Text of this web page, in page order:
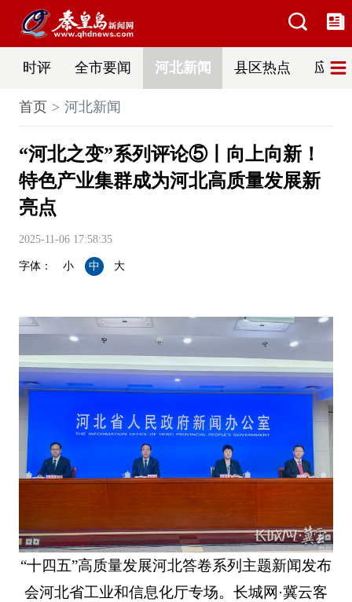
时评 全市要闻 河北新闻 县区热点 应急
首页 河北新闻
“河北之变”系列评论⑤丨向上向新！
特色产业集群成为河北高质量发展新
亮点
2025-11-06 17:58:35
字体： 小 中 大
“十四五”高质量发展河北答卷系列主题新闻发布
会河北省工业和信息化厅专场。长城网·冀云客